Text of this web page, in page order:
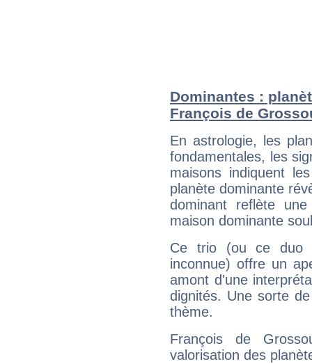
Dominantes :
François de
En astrologie, les
fondamentales, les
maisons indiquent
planète dominante
dominant reflète
maison dominante
Ce trio (ou ce duo
inconnue) offre un
amont d'une
dignités. Une sorte
thème.
François de
valorisation des